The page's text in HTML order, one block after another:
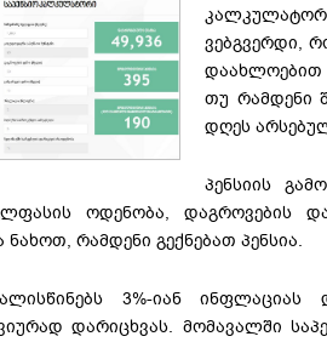
ვებგვერდი,
თუ რამდენი
დღეს
პენსიის
ოდენობა, დაგროვების და
რამდენი გექნებათ პენსია.
3%-იან
დარიცხვას. მომავალში